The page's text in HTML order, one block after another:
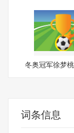
冬奥冠军徐梦
词条信息